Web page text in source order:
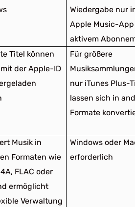
Wiedergabe nur
Apple Music-
aktivem
Titel können
der Apple-ID
Für größere
nur iTunes Plus-
lassen sich in
Formate
Musik in
Formaten wie
FLAC oder
ermöglicht
Verwaltung
Windows oder
erforderlich